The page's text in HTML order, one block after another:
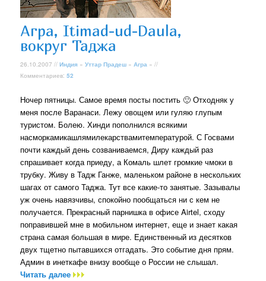
Агра, Itimad-ud-Daula,
вокруг Таджа
26.10.2007 //Индия »Уттар Прадеш »Агра » //
Комментариев:52
Ночер пятницы. Самое время посты постить 🙂 Отходняк у
меня после Варанаси. Лежу овощем или гуляю глупым
туристом. Болею. Хинди пополнился всякими
насморкамикашлямилекарствамитемпературой. С Госвами
почти каждый день созваниваемся, Диру каждый раз
спрашивает когда приеду, а Комаль шлет громкие чмоки в
трубку. Живу в Тадж Ганже, маленьком районе в нескольких
шагах от самого Таджа. Тут все какие-то занятые. Зазывалы
уж очень навязчивы, спокойно пообщаться ни с кем не
получается. Прекрасный парнишка в офисе Airtel, сходу
поправившей мне в мобильном интернет, еще и знает какая
страна самая большая в мире. Единственный из десятков
двух тщетно пытавшихся отгадать. Это событие дня прям.
Админ в инеткафе внизу вообще о России не слышал.
Читать далее